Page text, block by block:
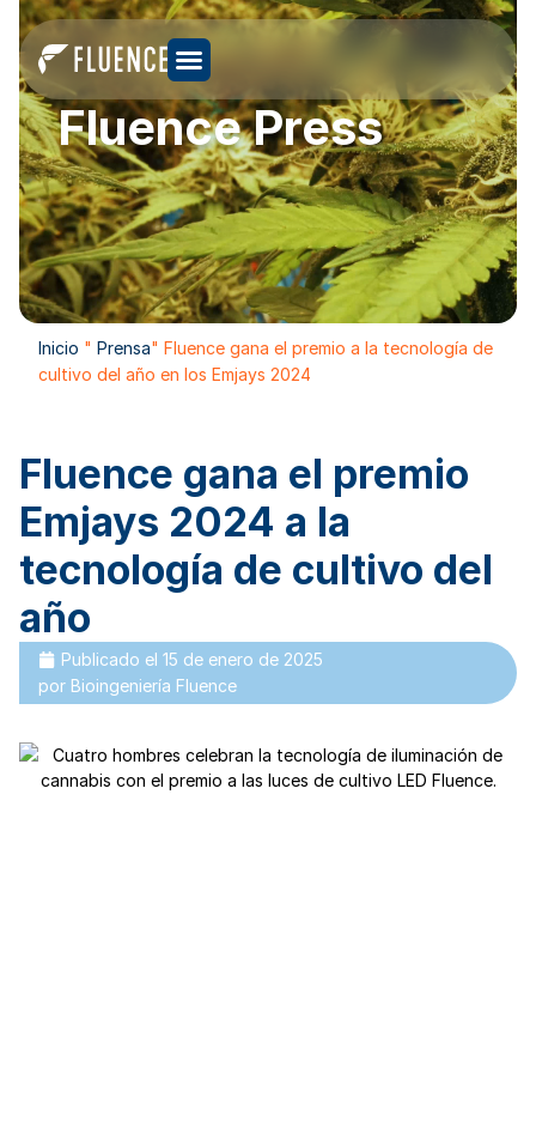
Fluence Press
Inicio " Prensa" Fluence gana el premio a la tecnología de
cultivo del año en los Emjays 2024
Fluence gana el premio
Emjays 2024 a la
tecnología de cultivo del
año
Publicado el 15 de enero de 2025
por Bioingeniería Fluence